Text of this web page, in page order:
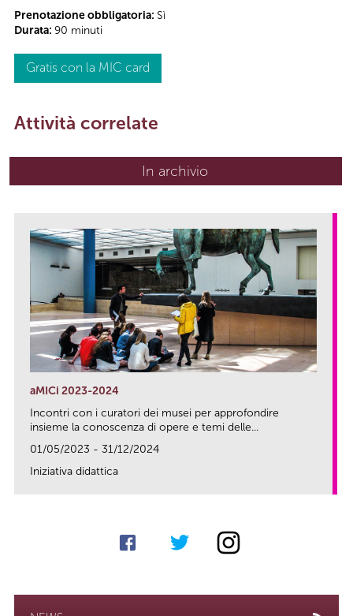
Prenotazione obbligatoria: Sì
Durata: 90 minuti
Gratis con la MIC card
Attività correlate
In archivio
aMICi 2023-2024
Incontri con i curatori dei musei per approfondire
insieme la conoscenza di opere e temi delle...
01/05/2023 - 31/12/2024
Iniziativa didattica